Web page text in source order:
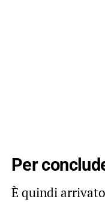
Per
È quindi